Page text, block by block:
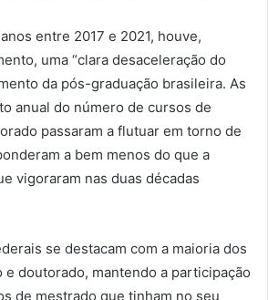
entre 2017 e 2021, houve,
uma “clara desaceleração do
da pós-graduação brasileira. As
anual do número de cursos de
passaram a flutuar em torno de
a bem menos do que a
vigoraram nas duas décadas
se destacam com a maioria dos
doutorado, mantendo a participação
de mestrado que tinham no seu